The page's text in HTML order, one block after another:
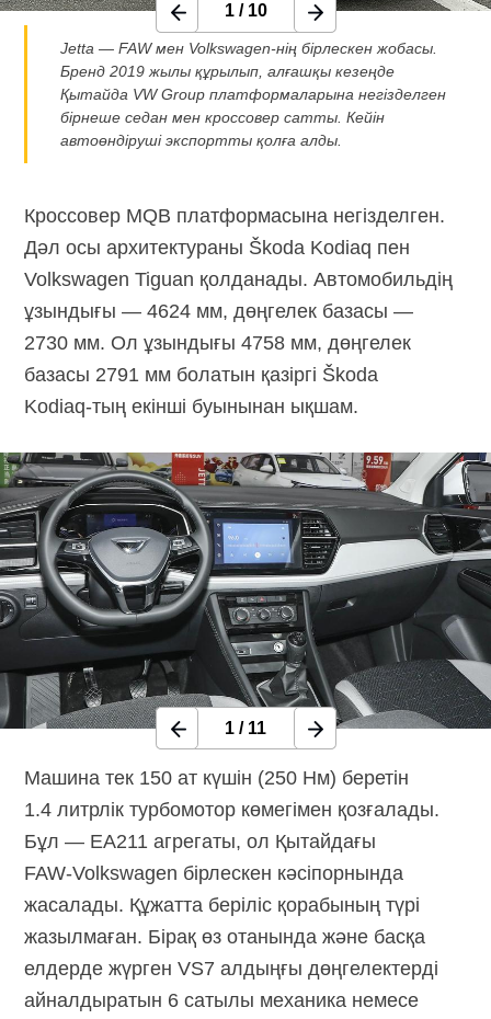
1/ 10
Jetta — FAW мен Volkswagen-нің бірлескен жобасы.
Бренд 2019 жылы құрылып, алғашқы кезеңде
Қытайда VW Group платформаларына негізделген
бірнеше седан мен кроссовер сатты. Кейін
автоөндіруші экспортты қолға алды.
Кроссовер MQB платформасына негізделген.
Дәл осы архитектураны Škoda Kodiaq пен
Volkswagen Tiguan қолданады. Автомобильдің
ұзындығы — 4624 мм, дөңгелек базасы —
2730 мм. Ол ұзындығы 4758 мм, дөңгелек
базасы 2791 мм болатын қазіргі Škoda
Kodiaq-тың екінші буынынан ықшам.
1 / 11
Машина тек 150 ат күшін (250 Нм) беретін
1.4 литрлік турбомотор көмегімен қозғалады.
Бұл — EA211 агрегаты, ол Қытайдағы
FAW-Volkswagen бірлескен кәсіпорнында
жасалады. Құжатта беріліс қорабының түрі
жазылмаған. Бірақ өз отанында және басқа
елдерде жүрген VS7 алдыңғы дөңгелектерді
айналдыратын 6 сатылы механика немесе